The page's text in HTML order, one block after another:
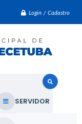
Login / Cadastro
SERVIDOR